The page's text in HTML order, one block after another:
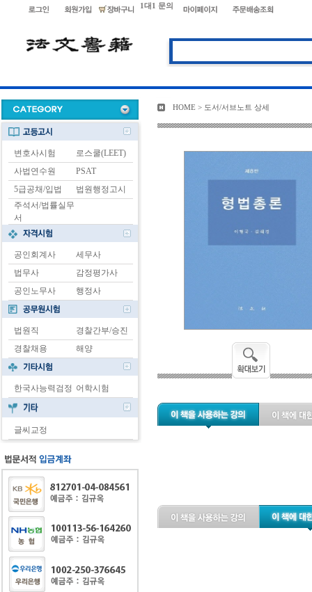
1대1 문의
변호사시험
로스쿨(LEET)
사법연수원
PSAT
5급공채/입법
법원행정고시
주석서/법률실무
서
공인회계사
세무사
법무사
감정평가사
공인노무사
행정사
법원직
경찰간부/승진
경찰채용
해양
한국사능력검정 어학시험
글씨교정
HOME > 도서/서브노트 상세